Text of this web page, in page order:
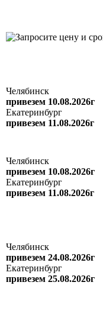
Челябинск
привезем 10.08.2026г
Екатеринбург
привезем 11.08.2026г
Челябинск
привезем 10.08.2026г
Екатеринбург
привезем 11.08.2026г
Челябинск
привезем 24.08.2026г
Екатеринбург
привезем 25.08.2026г